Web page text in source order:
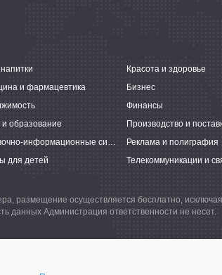
Красота и здоровье
и фармацевтика Бизнес
Финансы
и образование Производство и
Справочно-информационные системы Реклама и полиграфия
для детей Телекоммуникации и
размещение осуществляется бесплатно,
данных Администрация ответственности не несет.